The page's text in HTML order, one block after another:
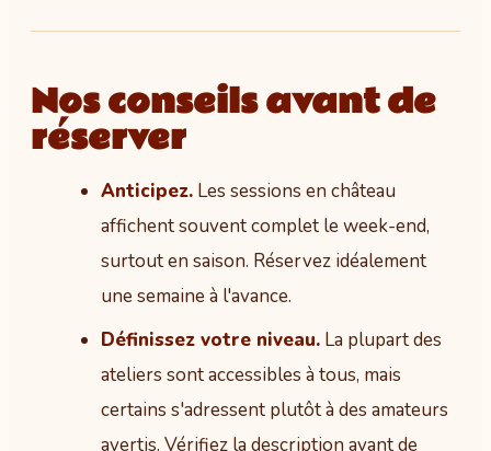
Nos conseils avant de
réserver
Anticipez. Les sessions en château
affichent souvent complet le week-end,
surtout en saison. Réservez idéalement
une semaine à l'avance.
Définissez votre niveau. La plupart des
ateliers sont accessibles à tous, mais
certains s'adressent plutôt à des amateurs
avertis. Vérifiez la description avant de